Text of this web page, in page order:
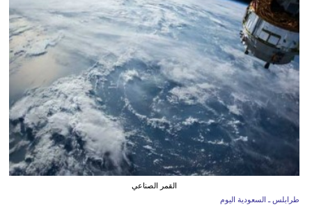
القمر الصناعي
طرابلس ـ السعودية اليوم